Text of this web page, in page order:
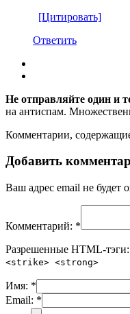
[Цитировать]
Ответить
Не отправляйте один и
на антиспам.
Комментарии,
Добавить
Ваш адрес email не будет
Комментарий: *
Разрешенные HTML-тэги:
<strike> <strong>
Имя: *
Email: *